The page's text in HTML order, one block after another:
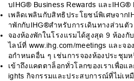
บIHG® Business Rewards และIHG®
เพลิดเพลินกับสิทธิประโยชน์พิเศษจาก
าพักกับIHG®สำหรับการเดินทางส่วนตัว
จองห้องพักในโรงแรมได้สูงสุด 9 ห้องกั
ไลน์ที่ www.ihg.com/meetings และจ
อกำหนดอื่น ๆ เช่นการจองห้องประชุม
เข้าถึงแคตตาล็อกทั่วโลกของเราเพื่อแ
ights กิจกรรมและประสบการณ์ที่ไม่เห